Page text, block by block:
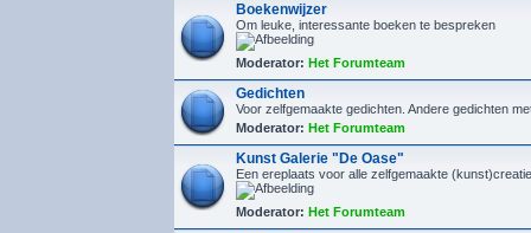
Boekenwijzer
Om leuke, interessante boeken te bespreken
Moderator: Het Forumteam
Gedichten
Voor zelfgemaakte gedichten. Andere gedichten
Moderator: Het Forumteam
Kunst Galerie "De Oase"
Een ereplaats voor alle zelfgemaakte
Moderator: Het Forumteam